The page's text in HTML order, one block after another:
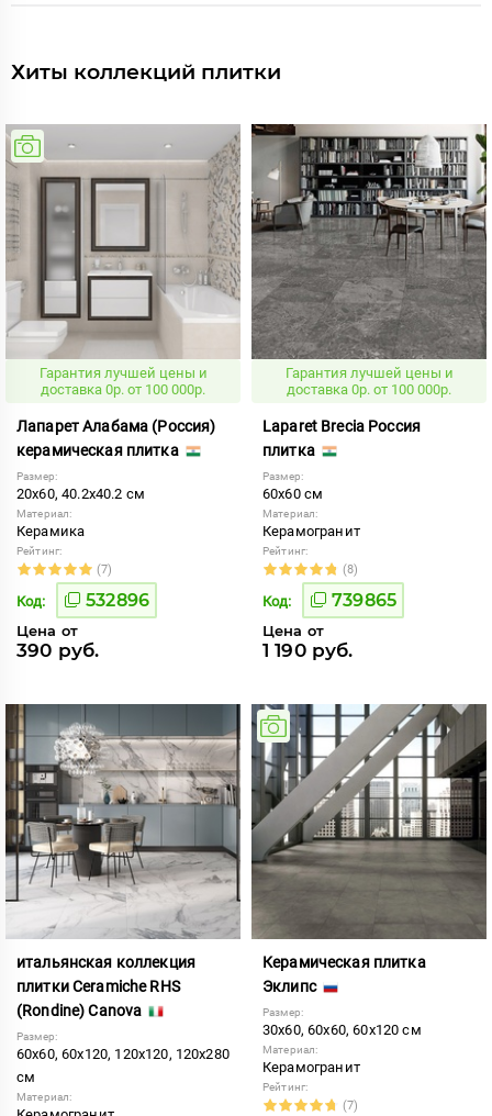
Хиты коллекций плитки
Гарантия лучшей цены и
доставка 0р. от 100 000р.
Лапарет Алабама (Россия)
керамическая плитка
Размер:
20x60, 40.2x40.2 см
Материал:
Керамика
Рейтинг:
(7)
Код: 532896
Цена от
390 руб.
Гарантия лучшей цены и
доставка 0р. от 100 000р.
Laparet Brecia Россия
плитка
Размер:
60x60 см
Материал:
Керамогранит
Рейтинг:
(8)
Код: 739865
Цена от
1 190 руб.
итальянская коллекция
плитки Ceramiche RHS
(Rondine) Canova
Размер:
60x60, 60x120, 120x120, 120x280
см
Материал:
Керамическая плитка
Эклипс
Размер:
30x60, 60x60, 60x120 см
Материал:
Керамогранит
Рейтинг:
(7)